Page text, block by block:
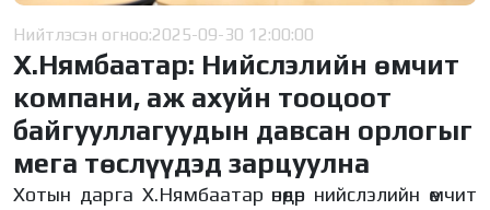
Нийтлэсэн огноо:2025-09-30 12:00:00
Х.Нямбаатар: Нийслэлийн өмчит
компани, аж ахуйн тооцоот
байгууллагуудын давсан орлогыг
мега төслүүдэд зарцуулна
Хотын дарга Х.Нямбаатар өнөөдөр нийслэлийн өмчит